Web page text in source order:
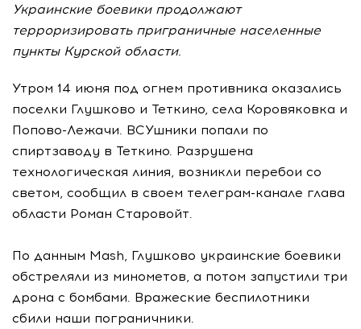
Украинские боевики продолжают
терроризировать приграничные населенные
пункты Курской области.
Утром 14 июня под огнем противника оказались
поселки Глушково и Теткино, села Коровяковка и
Попово-Лежачи. ВСУшники попали по
спиртзаводу в Теткино. Разрушена
технологическая линия, возникли перебои со
светом, сообщил в своем телеграм-канале глава
области Роман Старовойт.
По данным Mash, Глушково украинские боевики
обстреляли из минометов, а потом запустили три
дрона с бомбами. Вражеские беспилотники
сбили наши пограничники.